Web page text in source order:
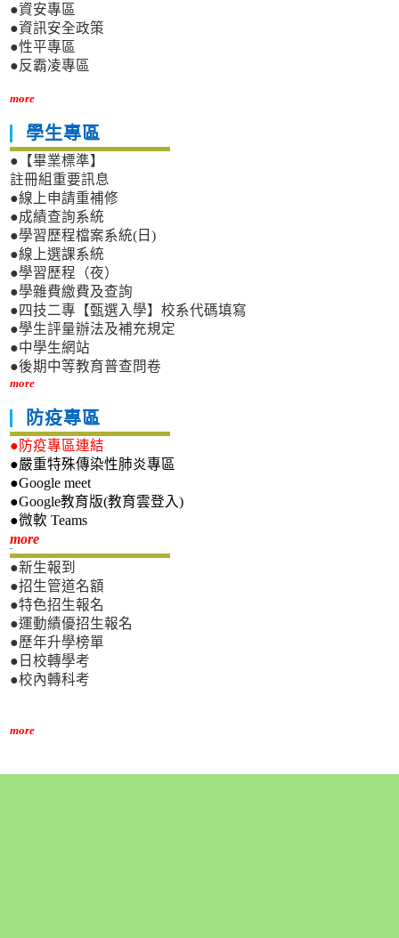
●資安專區
●資訊安全政策
●性平專區
●反霸凌專區
more
學生專區
●【畢業標準】
註冊組重要訊息
●線上申請重補修
●成績查詢系統
●學習歷程檔案系統(日)
●線上選課系統
●學習歷程（夜）
●學雜費繳費及查詢
●四技二專【甄選入學】校系代碼填寫
●學生評量辦法及補充規定
●中學生網站
●後期中等教育普查問卷
more
防疫專區
●防疫專區連結
●嚴重特殊傳染性肺炎專區
●Google meet
●Google教育版(教育雲登入)
●微軟 Teams
more新生專區
●新生報到
●招生管道名額
●特色招生報名
●運動績優招生報名
●歷年升學榜單
●日校轉學考
●校內轉科考
more